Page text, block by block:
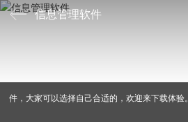
信息管理软件
编为大家推荐的这个信息管理软件专题就包含了
件，大家可以选择自己合适的，欢迎来下载体验。